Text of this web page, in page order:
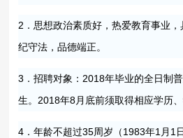
2．思想政治素质好，热爱教育事业
纪守法，品德端正。
3．招聘对象：2018年毕业的全日制
生。2018年8月底前须取得相应学历、
4．年龄不超过35周岁（1983年1月1